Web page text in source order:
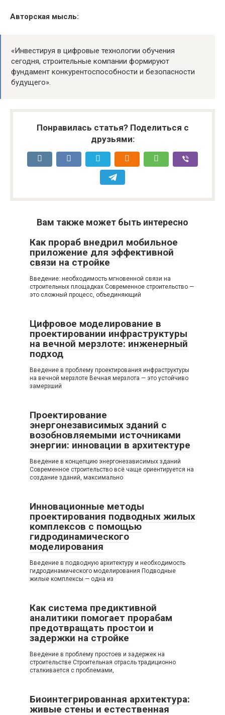
Авторская мысль:
«Инвестируя в цифровые технологии обучения
сегодня, строительные компании формируют
фундамент конкурентоспособности и безопасности
будущего».
Понравилась статья? Поделиться с
друзьями:
Вам также может быть интересно
Как прораб внедрил мобильное
приложение для эффективной
связи на стройке
Введение: необходимость мгновенной связи на
строительных площадках Современное строительство —
это сложный процесс, объединяющий
Цифровое моделирование в
проектировании инфраструктуры
на вечной мерзлоте: инженерный
подход
Введение в проблему проектирования инфраструктуры
на вечной мерзлоте Вечная мерзлота — это устойчиво
замерзший
Проектирование
энергонезависимых зданий с
возобновляемыми источниками
энергии: инновации в архитектуре
Введение в концепцию энергонезависимых зданий
Современное строительство всё чаще ориентируется на
создание зданий, максимально
Инновационные методы
проектирования подводных жилых
комплексов с помощью
гидродинамического
моделирования
Введение в подводную архитектуру и необходимость
гидродинамического моделирования Подводные
жилые комплексы — одна из
Как система предиктивной
аналитики помогает прорабам
предотвращать простои и
задержки на стройке
Введение в проблему простоев и задержек на
строительстве Строительная отрасль традиционно
сталкивается с проблемами,
Биоинтегрированная архитектура:
живые стены и естественная